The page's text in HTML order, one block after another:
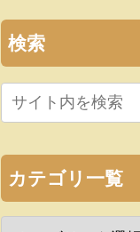
検索
カテゴリ一覧